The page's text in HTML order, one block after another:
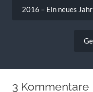
2016 – Ein neues
3 Kommentare